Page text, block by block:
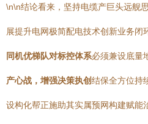
\n\n结论看来，坚持电缆产巨头远舰
展提升电网极简配电技术创新业务闭
同机优梯队对标控体系必须兼设底量
产心战，增强决策执创结保全方位持
设构化帮正施助其实属预网构建赋能